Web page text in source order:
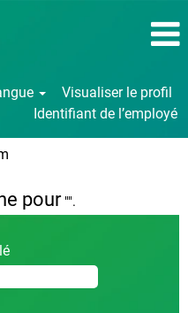
Visualiser le profil
Identifiant de l’employé
pour"".